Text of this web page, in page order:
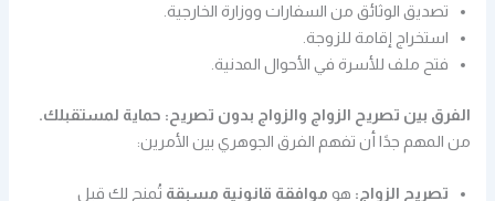
تصديق الوثائق من السفارات ووزارة الخارجية.
استخراج إقامة للزوجة.
فتح ملف للأسرة في الأحوال المدنية.
الفرق بين تصريح الزواج والزواج بدون تصريح: حماية لمستقبلك.
من المهم جدًا أن تفهم الفرق الجوهري بين الأمرين:
تصريح الزواج: هو موافقة قانونية مسبقة تُمنح لك قبل